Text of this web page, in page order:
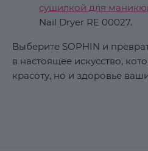
сушилкой для
Nail Dryer RE 00027.
Выберите SOPHIN и
в настоящее искусство,
красоту, но и здоровье